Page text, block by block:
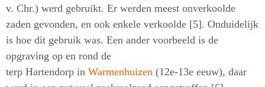
v. Chr.) werd gebruikt. Er werden meest onverkoolde
zaden gevonden, en ook enkele verkoolde [5]. Onduidelijk
is hoe dit gebruik was. Een ander voorbeeld is de
opgraving op en rond de
terp Hartendorp in Warmenhuizen (12e-13e eeuw), daar